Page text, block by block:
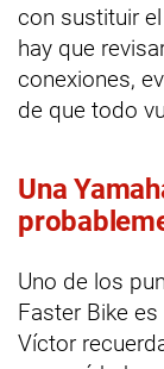
con sustituir
hay que
conexiones,
de que todo
Una
Uno de los
Faster Bike
Víctor